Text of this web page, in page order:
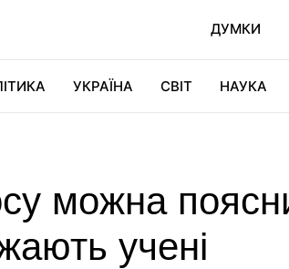
ДУМКИ
УКРАЇНА СВІТ НАУКА
можна
учені